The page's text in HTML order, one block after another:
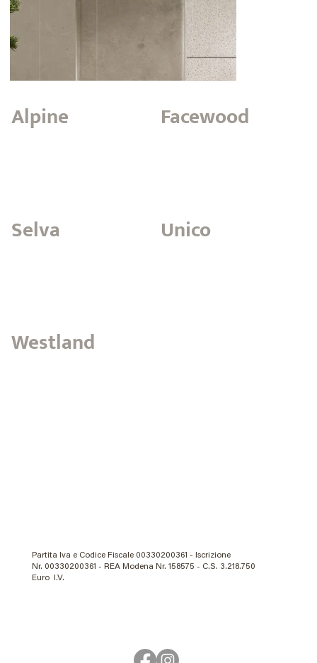
Alpine Facewood
Selva Unico
Westland
Partita Iva e Codice Fiscale 00330200361 - Iscrizione
Nr. 00330200361 - REA Modena Nr. 158575 - C.S. 3.218.750
Euro I.V.